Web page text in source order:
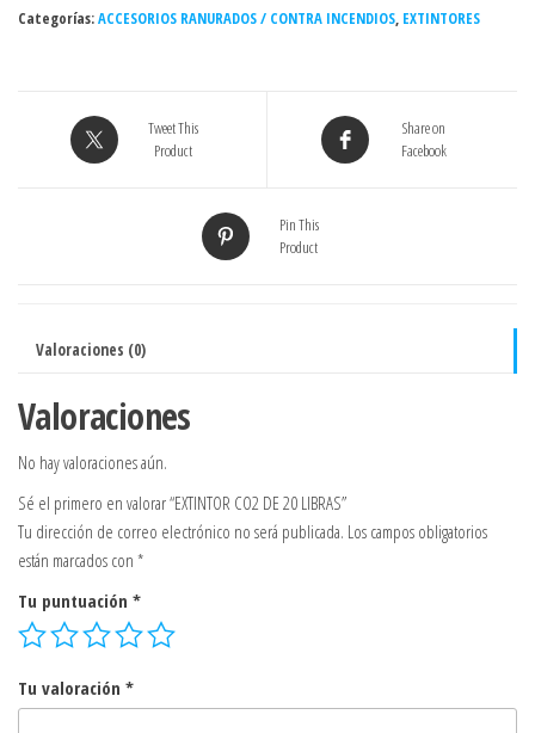
LIBRAS
Categorías:ACCESORIOS RANURADOS / CONTRA INCENDIOS, EXTINTORES
Tweet This
Product
Share on
Facebook
Pin This
Product
Valoraciones (0)
Valoraciones
No hay valoraciones aún.
Sé el primero en valorar “EXTINTOR CO2 DE 20 LIBRAS”
Tu dirección de correo electrónico no será publicada. Los campos obligatorios
están marcados con *
Tu puntuación *
Tu valoración *